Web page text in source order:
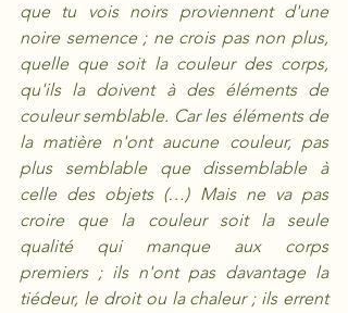
que tu vois noirs proviennent d'une
noire semence ; ne crois pas non plus,
quelle que soit la couleur des corps,
qu'ils la doivent à des éléments de
couleur semblable. Car les éléments de
la matière n'ont aucune couleur, pas
plus semblable que dissemblable à
celle des objets (…) Mais ne va pas
croire que la couleur soit la seule
qualité qui manque aux corps
premiers ; ils n'ont pas davantage la
tiédeur, le droit ou la chaleur ; ils errent